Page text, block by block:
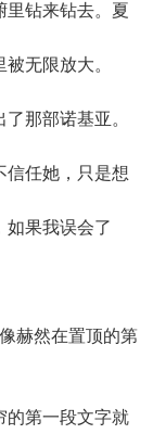
钻来钻去。夏
无限放大。
那部诺基亚。
任她，只是想
如果我误会了
赫然在置顶的第
第一段文字就